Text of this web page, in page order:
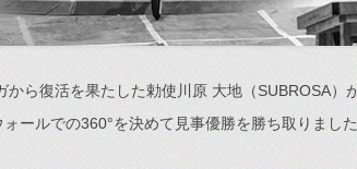
ら復活を果たした勅使川原 大地（SUBROSA）
ールでの360°を決めて見事優勝を勝ち取りました